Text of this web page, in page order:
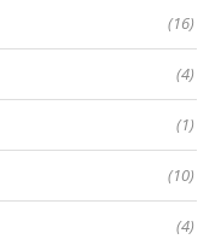
(16)
(4)
(1)
(10)
(4)